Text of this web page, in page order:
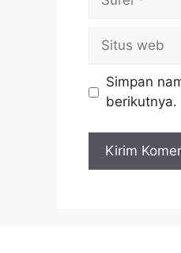
Situs
web
Simpan
berikutnya.